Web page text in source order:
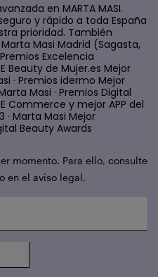
en MARTA MASI.
y rápido a toda España
prioridad. También
Masi Madrid (Sagasta,
Excelencia
Beauty de Mujer.es Mejor
· Premios idermo Mejor
Masi · Premios Digital
Commerce y mejor APP del
· Marta Masi Mejor
Beauty Awards
momento. Para ello, consulte
en el aviso legal.